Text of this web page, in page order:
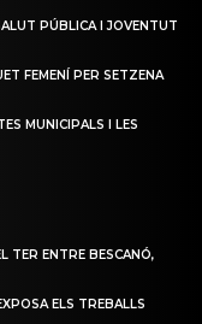
PÚBLICA I JOVENTUT
FEMENÍ PER SETZENA
MUNICIPALS I LES
TER ENTRE BESCANÓ,
ELS TREBALLS